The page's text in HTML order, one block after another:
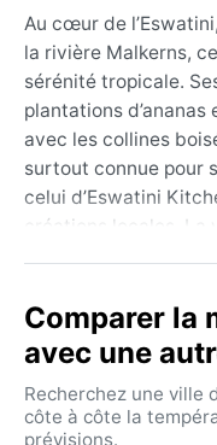
Au cœur de
la rivière Malkerns,
sérénité tropicale.
plantations
avec les collines
surtout connue pour
celui d’Eswatini
créations locales. La
modérée (environ
géographie vallonée
sur la vallée du
Sous la classification
hiver sec), Malkerns
Comparer la
avec une
Recherchez une ville
côte à côte la
prévisions.